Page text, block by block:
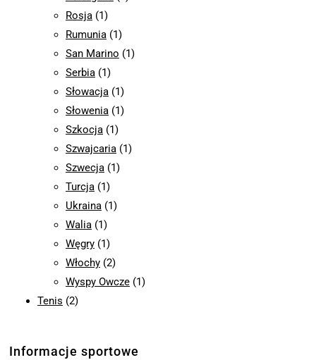
Rosja (1)
Rumunia (1)
San Marino (1)
Serbia (1)
Słowacja (1)
Słowenia (1)
Szkocja (1)
Szwajcaria (1)
Szwecja (1)
Turcja (1)
Ukraina (1)
Walia (1)
Węgry (1)
Włochy (2)
Wyspy Owcze (1)
Tenis (2)
Informacje sportowe